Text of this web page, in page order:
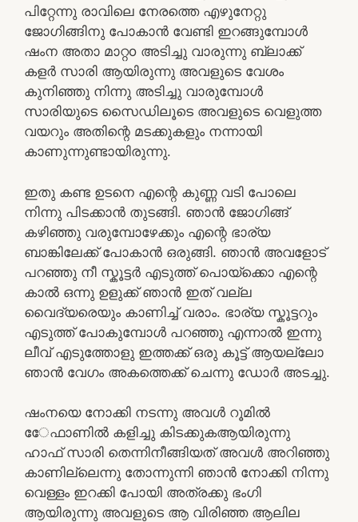
പിറ്റേന്നു രാവിലെ നേരത്തെ എഴുനേറ്റു
ജോഗിങ്ങിനു പോകാൻ വേണ്ടി ഇറങ്ങുമ്പോൾ
ഷംന അതാ മാറ്റo അടിച്ചു വാരുന്നു ബ്ലാക്ക്
കളർ സാരി ആയിരുന്നു അവളുടെ വേശം
കുനിഞ്ഞു നിന്നു അടിച്ചു വാരുമ്പോൾ
സാരിയുടെ സൈഡിലൂടെ അവളുടെ വെളുത്ത
വയറും അതിന്റെ മടക്കുകളും നന്നായി
കാണുന്നുണ്ടായിരുന്നു.
ഇതു കണ്ട ഉടനെ എന്റെ കുണ്ണ വടി പോലെ
നിന്നു പിടക്കാൻ തുടങ്ങി. ഞാൻ ജോഗിങ്ങ്
കഴിഞ്ഞു വരുമ്പോഴേക്കും എന്റെ ഭാര്യ
ബാങ്കിലേക്ക് പോകാൻ ഒരുങ്ങി. ഞാൻ അവളോട്
പറഞ്ഞു നീ സ്കൂട്ടർ എടുത്ത് പൊയ്ക്കൊ എന്റെ
കാൽ ഒന്നു ഉളുക്ക് ഞാൻ ഇത് വല്ല
വൈദ്യരെയും കാണിച്ച് വരാം. ഭാര്യ സ്കൂട്ടറും
എടുത്ത് പോകുമ്പോൾ പറഞ്ഞു എന്നാൽ ഇന്നു
ലീവ് എടുത്തോളു ഇത്തക്ക് ഒരു കൂട്ട് ആയല്ലോ
ഞാൻ വേഗം അകത്തെക്ക് ചെന്നു ഡോർ അടച്ചു.
ഷംനയെ നോക്കി നടന്നു അവൾ റൂമിൽ
േേഫാണിൽ കളിച്ചു കിടക്കുകആയിരുന്നു
ഹാഫ് സാരി തെന്നിനീങ്ങിയത് അവൾ അറിഞ്ഞു
കാണില്ലെന്നു തോന്നുന്നി ഞാൻ നോക്കി നിന്നു
വെള്ളം ഇറക്കി പോയി അത്രക്കു ഭംഗി
ആയിരുന്നു അവളുടെ ആ വിരിഞ്ഞ ആലില